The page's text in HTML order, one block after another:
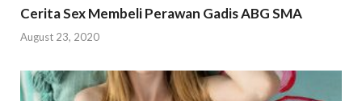
Cerita Sex Membeli Perawan Gadis ABG SMA
August 23, 2020